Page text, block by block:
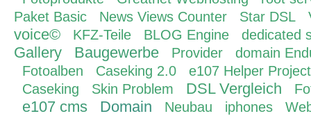
Paket Basic
News Views Counter Star DSL
voice© KFZ-Teile BLOG Engine dedicated
Gallery Baugewerbe Provider
domain
Fotoalben
Caseking 2.0
e107 Helper Project
Caseking
Skin Problem DSL Vergleich
e107 cms Domain Neubau iphones